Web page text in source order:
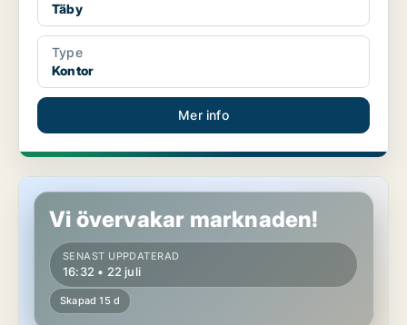
Täby
Type
Kontor
Mer info
Butikslokal i Täby
Vi övervakar marknaden!
SENAST UPPDATERAD
16:32 • 22 juli
Skapad 15 d